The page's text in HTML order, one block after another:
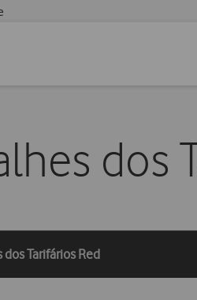
dos
dos Tarifários Red